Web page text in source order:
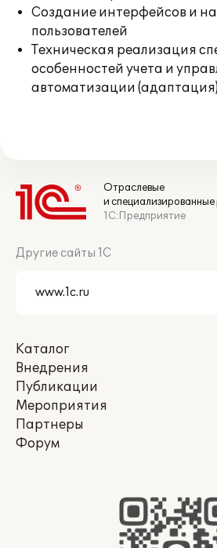
Создание интерфейсов и
пользователей
Техническая реализация
особенностей учета и
автоматизации (адаптация)
Отраслевые
и
1С:Предприятие
Другие сайты 1С
Каталог
Внедрения
Публикации
Мероприятия
Партнеры
Форум